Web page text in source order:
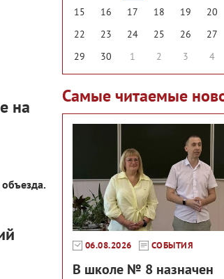
на
15
16 17 18 19 20
22
23 24 25 26 27
29
30 1 2 3 4
Самые читаемые
06.08.2026 СОБЫТИЯ
В школе № 8 назначен